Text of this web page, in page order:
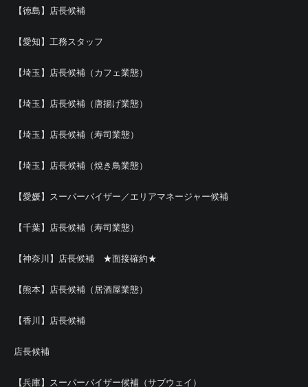
【徳島】店長候補
【愛知】工務スタッフ
【埼玉】店長候補（カフェ業態）
【埼玉】店長候補（唐揚げ業態）
【埼玉】店長候補（寿司業態）
【埼玉】店長候補（焼き鳥業態）
【愛媛】スーパーバイザー／エリアマネージャー候補
【千葉】店長候補（寿司業態）
【神奈川】店長候補 ★面接確約★
【熊本】店長候補（居酒屋業態）
【香川】店長候補
店長候補
【兵庫】スーパーバイザー候補（サブウェイ）